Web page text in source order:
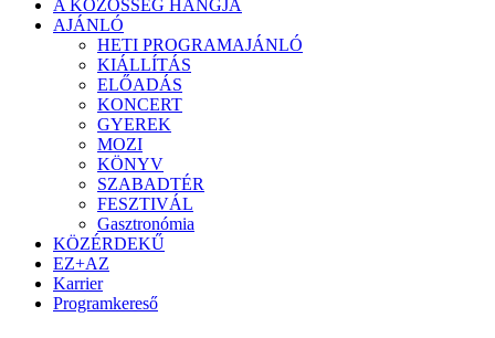
A KÖZÖSSÉG HANGJA
AJÁNLÓ
HETI PROGRAMAJÁNLÓ
KIÁLLÍTÁS
ELŐADÁS
KONCERT
GYEREK
MOZI
KÖNYV
SZABADTÉR
FESZTIVÁL
Gasztronómia
KÖZÉRDEKŰ
EZ+AZ
Karrier
Programkereső